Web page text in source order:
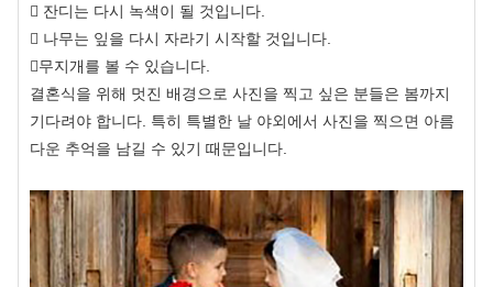
 잔디는 다시 녹색이 될 것입니다.
 나무는 잎을 다시 자라기 시작할 것입니다.
무지개를 볼 수 있습니다.
결혼식을 위해 멋진 배경으로 사진을 찍고 싶은 분들은 봄까지
기다려야 합니다. 특히 특별한 날 야외에서 사진을 찍으면 아름
다운 추억을 남길 수 있기 때문입니다.